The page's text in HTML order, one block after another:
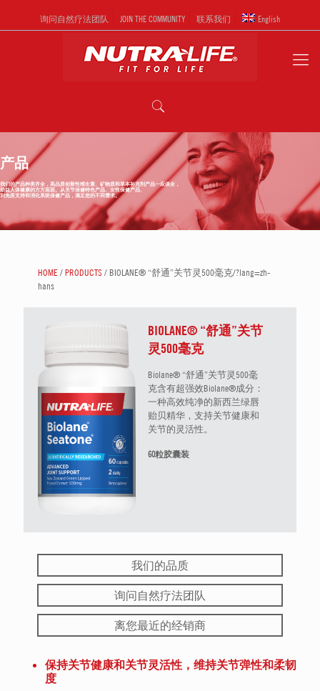
询问自然疗法团队 JOIN THE COMMUNITY 联系我们 English
产品
我们的产品种类齐全，高品质创新性维生素、矿物质和草本补充剂产品一应俱全，
助益人体健康的方方面面。从关节保健特色产品、女性保健产品、
到免疫支持和消化系统保健产品，满足您的不同需求。
HOME/PRODUCTS/ BIOLANE® “舒通”关节灵500毫克/?lang=zh-
hans
BIOLANE® “舒通”关节
灵500毫克
Biolane® “舒通”关节灵500毫
克含有超强效Biolane®成分：
一种高效纯净的新西兰绿唇
贻贝精华，支持关节健康和
关节的灵活性。
60粒胶囊装
我们的品质
询问自然疗法团队
离您最近的经销商
保持关节健康和关节灵活性，维持关节弹性和柔韧
度